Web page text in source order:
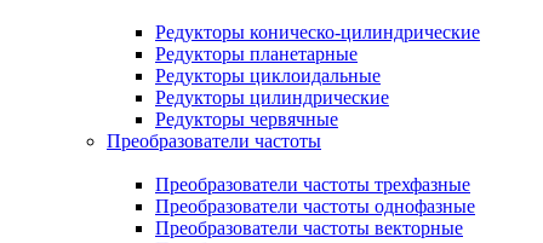
Редукторы коническо-цилиндрические
Редукторы планетарные
Редукторы циклоидальные
Редукторы цилиндрические
Редукторы червячные
Преобразователи частоты
Преобразователи частоты трехфазные
Преобразователи частоты однофазные
Преобразователи частоты векторные